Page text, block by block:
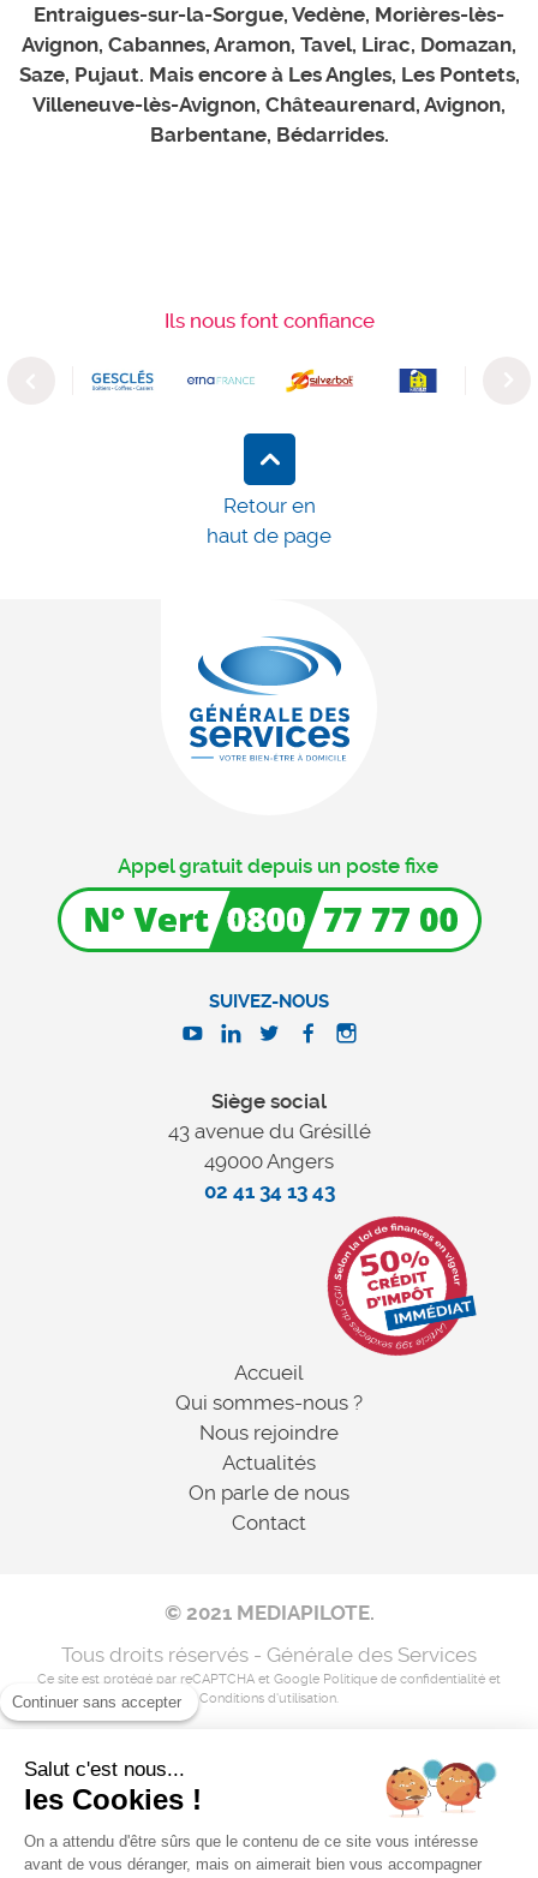
Entraigues-sur-la-Sorgue, Vedène, Morières-lès-
Avignon, Cabannes, Aramon, Tavel, Lirac, Domazan,
Saze, Pujaut. Mais encore à Les Angles, Les Pontets,
Villeneuve-lès-Avignon, Châteaurenard, Avignon,
Barbentane, Bédarrides.
Ils nous font confiance
Previous Next
Siège social
43 avenue du Grésillé
49000 Angers
02 41 34 13 43
SUIVEZ-NOUS
Accueil
Qui sommes-nous ?
Nous rejoindre
Actualités
On parle de nous
Contact
Appel gratuit depuis un poste fixe
Retour en
haut de page
© 2021 MEDIAPILOTE.
Tous droits réservés - Générale des Services
Ce site est protégé par reCAPTCHA et Google Politique de confidentialité et
Conditions d'utilisation
Flux RSS
Continuer sans accepter
Salut c'est nous...
les Cookies !
On a attendu d'être sûrs que le contenu de ce site vous intéresse
avant de vous déranger, mais on aimerait bien vous accompagner